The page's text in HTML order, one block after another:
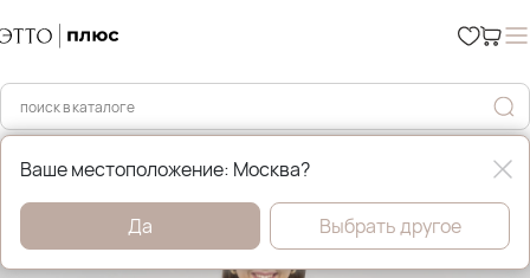
Главная Брюки и джинсы
Ваше местоположение: Москва?
Да Выбрать другое